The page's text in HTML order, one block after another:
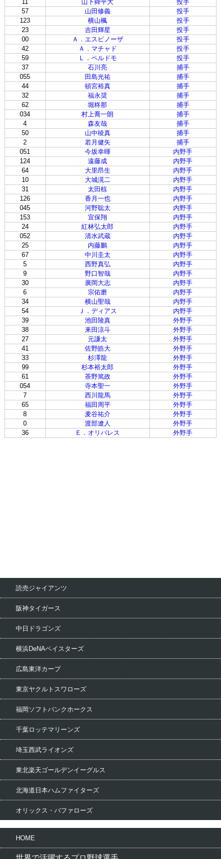
11
山下舜平大
投手
57
山田修義
投手
123
横山楓
投手
23
吉田輝星
投手
00
Ａ．エスピノーザ
投手
42
Ａ．マチャド
投手
59
Ｌ．ペルドモ
投手
37
石川亮
捕手
055
田島光祐
捕手
44
頓宮裕真
捕手
32
福永奨
捕手
62
堀柊那
捕手
034
村上喬一朗
捕手
4
森友哉
捕手
50
山中稜真
捕手
2
若月健矢
捕手
051
今坂幸暉
内野手
124
遠藤成
内野手
64
大里昂生
内野手
10
大城滉二
内野手
31
太田椋
内野手
126
香月一也
内野手
045
河野聡太
内野手
153
宜保翔
内野手
24
紅林弘太郎
内野手
052
清水武蔵
内野手
25
内藤鵬
内野手
67
中川圭太
内野手
5
西野真弘
内野手
9
野口智哉
内野手
30
廣岡大志
内野手
6
宗佑磨
内野手
34
横山聖哉
内野手
54
Ｊ．ディアス
内野手
39
池田陵真
外野手
38
来田涼斗
外野手
27
元謙太
外野手
41
佐野皓大
外野手
33
杉澤龍
外野手
99
杉本裕太郎
外野手
61
茶野篤政
外野手
054
寺本聖一
外野手
7
西川龍馬
外野手
65
福田周平
外野手
8
麦谷祐介
外野手
0
渡部遼人
外野手
36
Ｅ．オリバレス 外野手
読売ジャイアンツ
阪神タイガース
中日ドラゴンズ
横浜DeNAベイスターズ
広島東洋カープ
東京ヤクルトスワローズ
福岡ソフトバンクホークス
千葉ロッテマリーンズ
埼玉西武ライオンズ
東北楽天ゴールデンイーグルス
北海道日本ハムファイターズ
オリックス・バファローズ
HOME